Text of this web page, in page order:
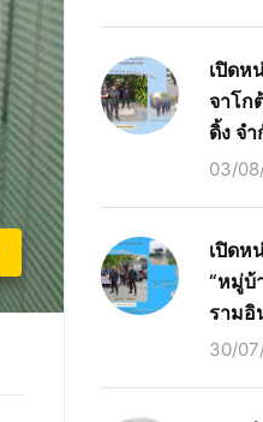
เปิดห
จาโก
ดิ้ง จำ
03/
เปิดห
“หมู่บ้
รามอิ
30/